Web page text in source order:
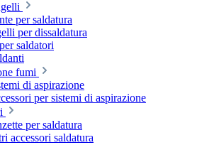
per saldatura
per dissaldatura
saldatori
fumi
di aspirazione
per sistemi di aspirazione
per saldatura
accessori saldatura